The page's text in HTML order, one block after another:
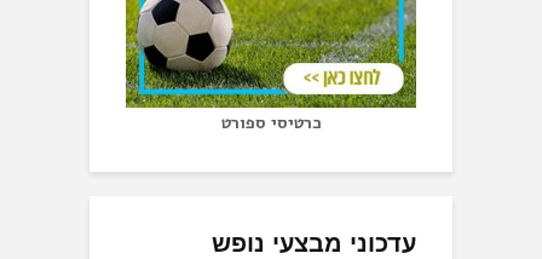
כרטיסי ספורט
עדכוני מבצעי נופש